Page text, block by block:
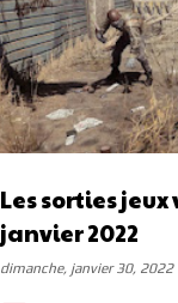
Les sorties
janvier 2022
dimanche, janvier 30, 2022